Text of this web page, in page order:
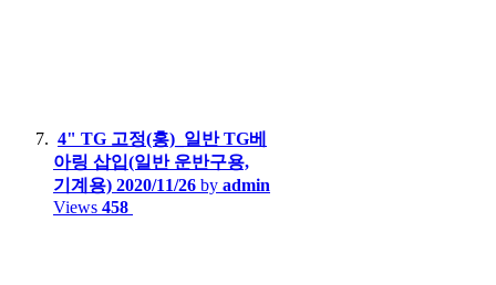
4" TG 고정(홍)_일반 TG베
아링 삽입(일반 운반구용,
기계용) 2020/11/26 by admin
Views 458